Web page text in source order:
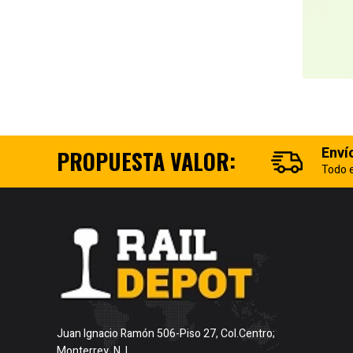
PROPUESTA VALOR: Todo
Juan Ignacio Ramón 506-Piso 27, Col.Centro;